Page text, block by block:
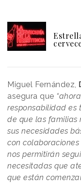
Miguel Fernández,
asegura que
responsabilidad es
de que las familias
sus necesidades
con
nos permitirán
necesitadas que
que están